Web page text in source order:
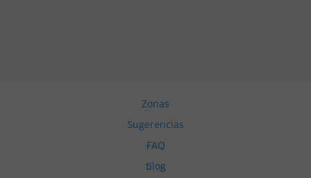
Zonas
Sugerencias
FAQ
Blog